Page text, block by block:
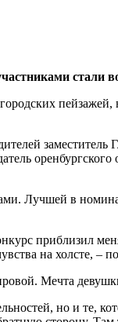
стали
Лучшей в
приблизил
на холсте, –
Мечта
но и те,